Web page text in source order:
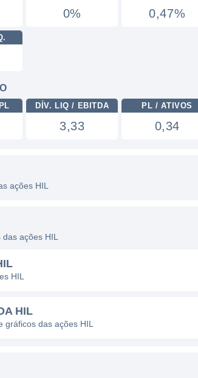
0% 0,47%
DÍV. LIQ / EBITDA
3,33
PL / ATIVOS
0,34
ações HIL
ações HIL
HIL
HIL
das ações HIL